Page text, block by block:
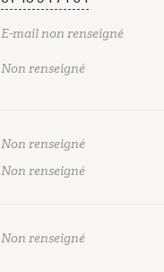
E-mail non renseigné
Non renseigné
Non renseigné
Non renseigné
Non renseigné